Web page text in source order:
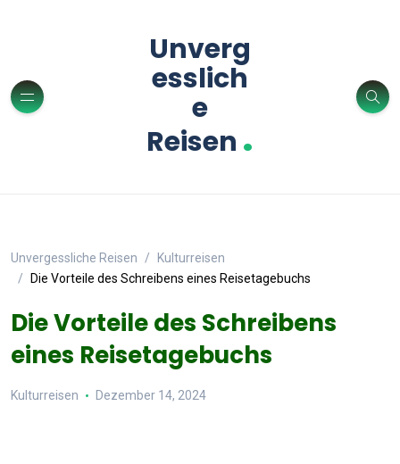
Unverg
esslich
e
Reisen .
Unvergessliche Reisen
Kulturreisen
Die Vorteile des Schreibens eines Reisetagebuchs
Die Vorteile des Schreibens
eines Reisetagebuchs
Kulturreisen Dezember 14, 2024